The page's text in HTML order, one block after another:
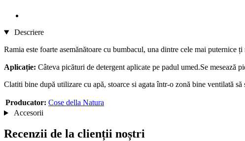
Descriere
Ramia este foarte asemănătoare cu bumbacul, una dintre cele mai puternice
Aplicație: Câteva picături de detergent aplicate pe padul umed.Se mesează
Clatiti bine după utilizare cu apă, stoarce si agata într-o zonă bine ventilată să
Producator: Cose della Natura
Accesorii
Recenzii de la clienții noștri